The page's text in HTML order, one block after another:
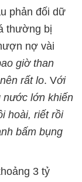
phản đối dữ
thường bị
nợ vài
giờ than
rất lo. Với
nước lớn khiến
hoài, riết rồi
bấm bụng
3 tỷ